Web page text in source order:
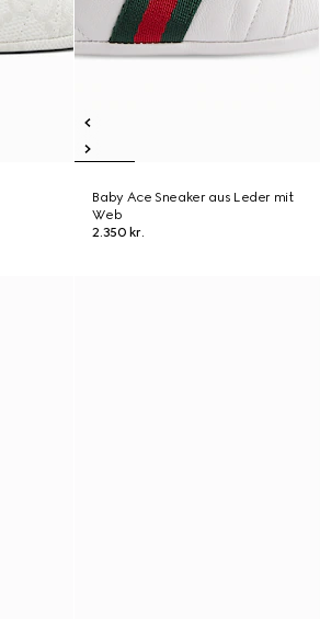
Baby Ace Sneaker aus Leder mit
Web
2.350 kr.